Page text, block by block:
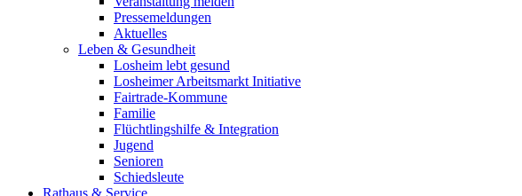
Pressemeldungen
Aktuelles
Leben & Gesundheit
Losheim lebt gesund
Losheimer Arbeitsmarkt Initiative
Fairtrade-Kommune
Familie
Flüchtlingshilfe & Integration
Jugend
Senioren
Schiedsleute
Rathaus & Service